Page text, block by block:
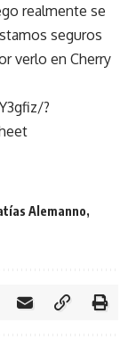
realmente se
seguros
verlo en Cherry
?
Alemanno